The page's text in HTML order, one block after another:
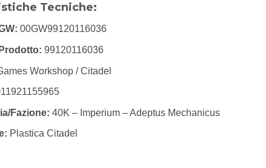
Tecniche:
00GW99120116036
99120116036
Workshop / Citadel
Fazione: 40K – Imperium – Adeptus Mechanicus
Plastica Citadel